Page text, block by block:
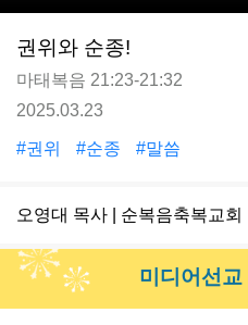
권위와 순종!
마태복음 21:23-21:32
2025.03.23
#권위 #순종 #말씀
오영대 목사 | 순복음축복교회
미디어선교